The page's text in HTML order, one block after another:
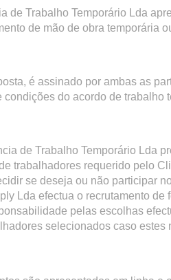
de Trabalho Temporário Lda
de mão de obra temporária
é assinado por ambas as
condições do acordo de trabalho
de Trabalho Temporário Lda
trabalhadores requerido pelo
se deseja ou não participar
Lda efectua o recrutamento de
pelas escolhas
selecionados caso estes